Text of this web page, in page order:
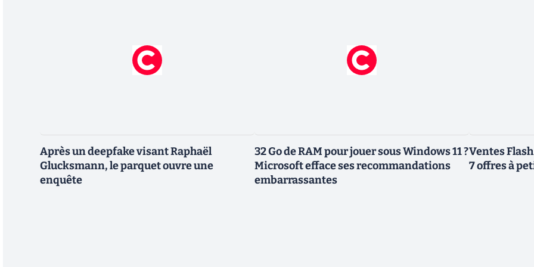
Après un deepfake visant Raphaël
Glucksmann, le parquet ouvre une
enquête
32 Go de RAM pour jouer sous Windows 11 ?
Microsoft efface ses recommandations
embarrassantes
Ventes
7 offres à